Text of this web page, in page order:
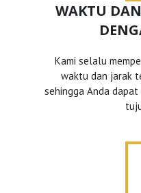
WAKTU
Kami selalu
waktu dan jarak
sehingga Anda